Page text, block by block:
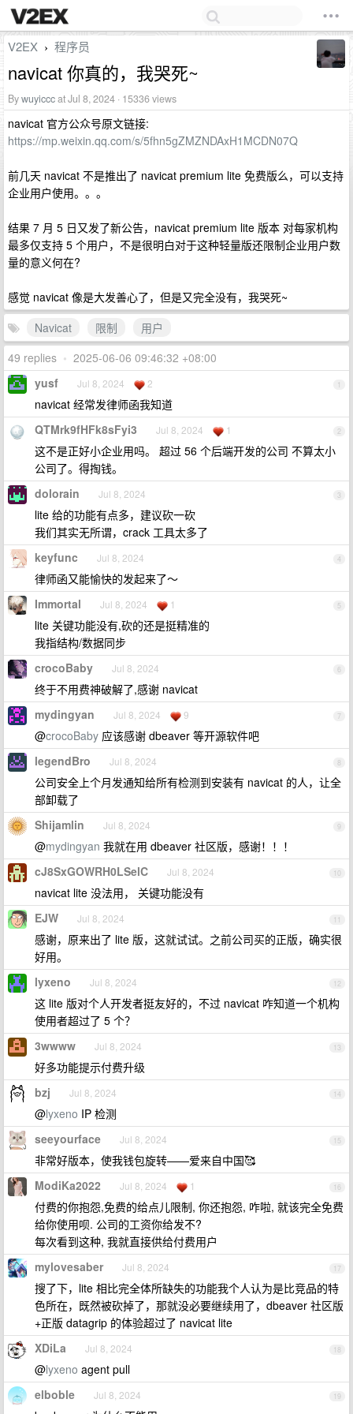
V2EX › 程序员
navicat 你真的，我哭死~
Bywuyicccat Jul 8, 2024 · 15336 views
navicat 官方公众号原文链接:
https://mp.weixin.qq.com/s/5fhn5gZMZNDAxH1MCDN07Q
前几天 navicat 不是推出了 navicat premium lite 免费版么，可以支持
企业用户使用。。。
结果 7 月 5 日又发了新公告，navicat premium lite 版本 对每家机构
最多仅支持 5 个用户，不是很明白对于这种轻量版还限制企业用户数
量的意义何在?
感觉 navicat 像是大发善心了，但是又完全没有，我哭死~
Navicat
限制
用户
49 replies • 2025-06-06 09:46:32 +08:00
1
yusf Jul 8, 2024 2
navicat 经常发律师函我知道
2
QTMrk9fHFk8sFyi3 Jul 8, 2024 1
这不是正好小企业用吗。 超过 56 个后端开发的公司 不算太小
公司了。得掏钱。
3
dolorain Jul 8, 2024
lite 给的功能有点多，建议砍一砍
我们其实无所谓，crack 工具太多了
4
keyfunc Jul 8, 2024
律师函又能愉快的发起来了～
5
Immortal Jul 8, 2024 1
lite 关键功能没有,砍的还是挺精准的
我指结构/数据同步
6
crocoBaby Jul 8, 2024
终于不用费神破解了,感谢 navicat
7
mydingyan Jul 8, 2024 9
@crocoBaby 应该感谢 dbeaver 等开源软件吧
8
legendBro Jul 8, 2024
公司安全上个月发通知给所有检测到安装有 navicat 的人，让全
部卸载了
9
Shijamlin Jul 8, 2024
@mydingyan 我就在用 dbeaver 社区版，感谢！！！
10
cJ8SxGOWRH0LSelC Jul 8, 2024
navicat lite 没法用， 关键功能没有
11
EJW Jul 8, 2024
感谢，原来出了 lite 版，这就试试。之前公司买的正版，确实很
好用。
12
lyxeno Jul 8, 2024
这 lite 版对个人开发者挺友好的，不过 navicat 咋知道一个机构
使用者超过了 5 个？
13
3wwww Jul 8, 2024
好多功能提示付费升级
14
bzj Jul 8, 2024
@lyxeno IP 检测
15
seeyourface Jul 8, 2024
非常好版本，使我钱包旋转——爱来自中国🥰
16
ModiKa2022 Jul 8, 2024 1
付费的你抱怨,免费的给点儿限制, 你还抱怨, 咋啦, 就该完全免费
给你使用呗. 公司的工资你给发不?
每次看到这种, 我就直接供给付费用户
17
mylovesaber Jul 8, 2024
搜了下，lite 相比完全体所缺失的功能我个人认为是比竞品的特
色所在，既然被砍掉了，那就没必要继续用了，dbeaver 社区版
+正版 datagrip 的体验超过了 navicat lite
18
XDiLa Jul 8, 2024
@lyxeno agent pull
19
elboble Jul 8, 2024